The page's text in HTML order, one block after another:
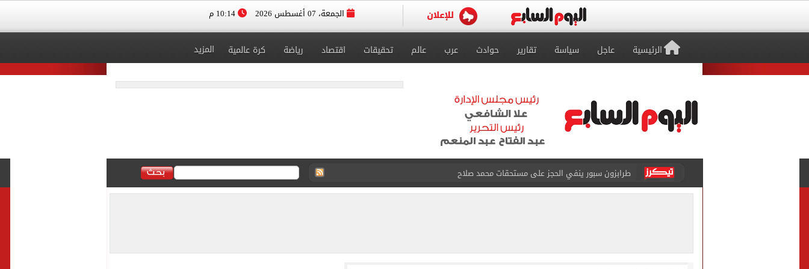
الجمعة، 07 أغسطس 2026
الرئيسية عاجل سياسة تقارير حوادث عرب عالم تحقيقات اقتصاد رياضة كرة عالمية المزيد
منتخب ناشئات كرة اليد يخسر أمام إسبانيا 27 - 26 فى نصف نهائى بطولة العالم
قفزة أعادت الزمن الجميل.. رأسية وائل جمعة فى مران الأهلي تستحضر أمجاد الصخرة
الزمالك يبلغ 4 لاعبين بعدم التواجد مع الفريق الأول بالموسم الجديد